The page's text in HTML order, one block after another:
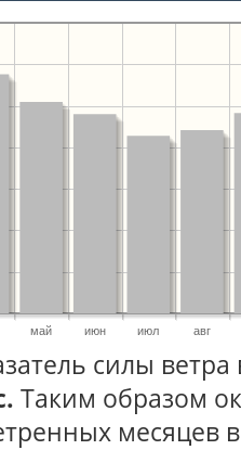
май июн июл авг
силы ветра
Таким образом
месяцев в